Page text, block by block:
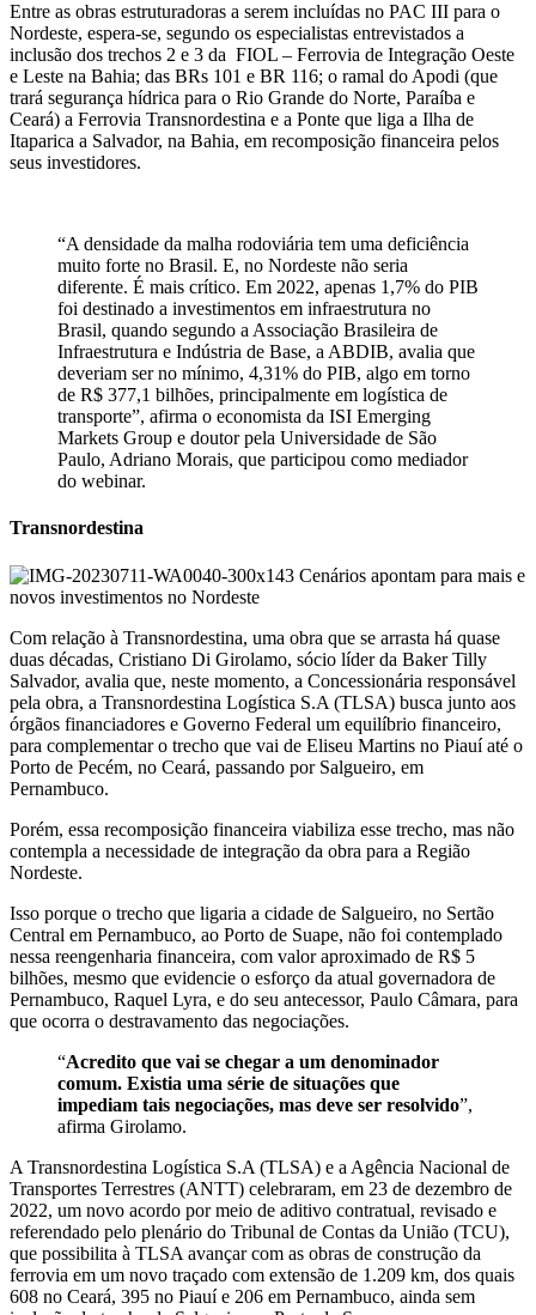
Entre as obras estruturadoras a serem incluídas no PAC III para o
Nordeste, espera-se, segundo os especialistas entrevistados a
inclusão dos trechos 2 e 3 da FIOL – Ferrovia de Integração Oeste
e Leste na Bahia; das BRs 101 e BR 116; o ramal do Apodi (que
trará segurança hídrica para o Rio Grande do Norte, Paraíba e
Ceará) a Ferrovia Transnordestina e a Ponte que liga a Ilha de
Itaparica a Salvador, na Bahia, em recomposição financeira pelos
seus investidores.
“A densidade da malha rodoviária tem uma deficiência
muito forte no Brasil. E, no Nordeste não seria
diferente. É mais crítico. Em 2022, apenas 1,7% do PIB
foi destinado a investimentos em infraestrutura no
Brasil, quando segundo a Associação Brasileira de
Infraestrutura e Indústria de Base, a ABDIB, avalia que
deveriam ser no mínimo, 4,31% do PIB, algo em torno
de R$ 377,1 bilhões, principalmente em logística de
transporte”, afirma o economista da ISI Emerging
Markets Group e doutor pela Universidade de São
Paulo, Adriano Morais, que participou como mediador
do webinar.
Transnordestina
Com relação à Transnordestina, uma obra que se arrasta há quase
duas décadas, Cristiano Di Girolamo, sócio líder da Baker Tilly
Salvador, avalia que, neste momento, a Concessionária responsável
pela obra, a Transnordestina Logística S.A (TLSA) busca junto aos
órgãos financiadores e Governo Federal um equilíbrio financeiro,
para complementar o trecho que vai de Eliseu Martins no Piauí até o
Porto de Pecém, no Ceará, passando por Salgueiro, em
Pernambuco.
Porém, essa recomposição financeira viabiliza esse trecho, mas não
contempla a necessidade de integração da obra para a Região
Nordeste.
Isso porque o trecho que ligaria a cidade de Salgueiro, no Sertão
Central em Pernambuco, ao Porto de Suape, não foi contemplado
nessa reengenharia financeira, com valor aproximado de R$ 5
bilhões, mesmo que evidencie o esforço da atual governadora de
Pernambuco, Raquel Lyra, e do seu antecessor, Paulo Câmara, para
que ocorra o destravamento das negociações.
“Acredito que vai se chegar a um denominador
comum. Existia uma série de situações que
impediam tais negociações, mas deve ser resolvido”,
afirma Girolamo.
A Transnordestina Logística S.A (TLSA) e a Agência Nacional de
Transportes Terrestres (ANTT) celebraram, em 23 de dezembro de
2022, um novo acordo por meio de aditivo contratual, revisado e
referendado pelo plenário do Tribunal de Contas da União (TCU),
que possibilita à TLSA avançar com as obras de construção da
ferrovia em um novo traçado com extensão de 1.209 km, dos quais
608 no Ceará, 395 no Piauí e 206 em Pernambuco, ainda sem